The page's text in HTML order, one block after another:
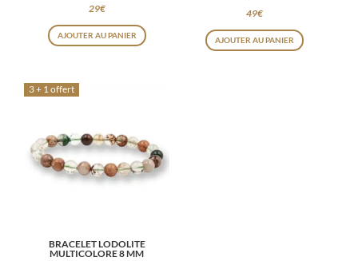
29€
AJOUTER AU PANIER
49€
AJOUTER AU PANIER
3 + 1 offert
BRACELET LODOLITE
MULTICOLORE 8 MM